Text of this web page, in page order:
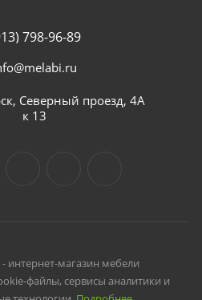
798-96-89
Северный проезд, 4А
к 13
интернет-магазин мебели
файлы, сервисы аналитики и